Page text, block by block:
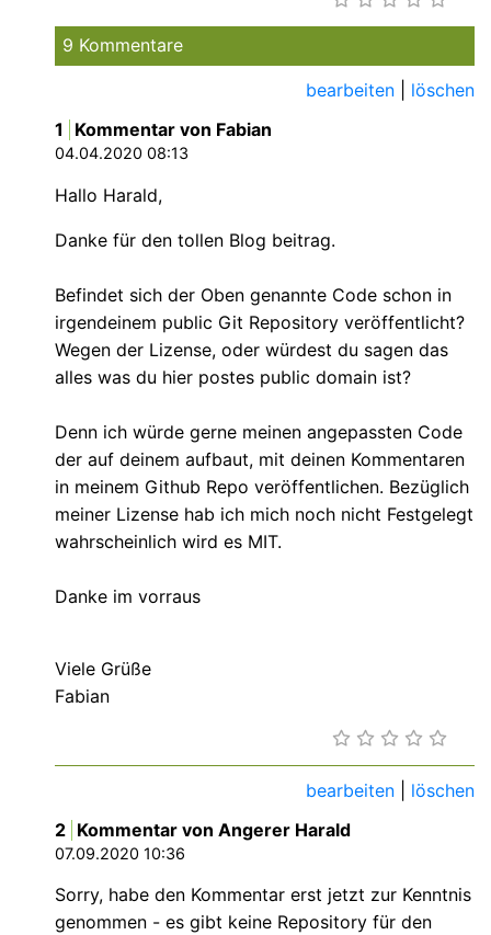
9 Kommentare
bearbeiten
löschen
1
Kommentar von Fabian
04.04.2020 08:13
Hallo Harald,
Danke für den tollen Blog beitrag.
Befindet sich der Oben genannte Code schon in
irgendeinem public Git Repository veröffentlicht?
Wegen der Lizense, oder würdest du sagen das
alles was du hier postes public domain ist?
Denn ich würde gerne meinen angepassten Code
der auf deinem aufbaut, mit deinen Kommentaren
in meinem Github Repo veröffentlichen. Bezüglich
meiner Lizense hab ich mich noch nicht Festgelegt
wahrscheinlich wird es MIT.
Danke im vorraus
Viele Grüße
Fabian
bearbeiten
löschen
2 Kommentar von Angerer Harald
07.09.2020 10:36
Sorry, habe den Kommentar erst jetzt zur Kenntnis
genommen - es gibt keine Repository für den